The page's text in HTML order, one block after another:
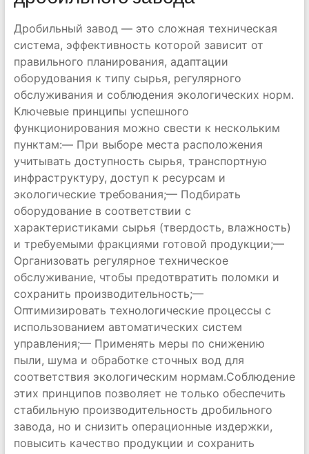
Дробильный завод — это сложная техническая
система, эффективность которой зависит от
правильного планирования, адаптации
оборудования к типу сырья, регулярного
обслуживания и соблюдения экологических норм.
Ключевые принципы успешного
функционирования можно свести к нескольким
пунктам:— При выборе места расположения
учитывать доступность сырья, транспортную
инфраструктуру, доступ к ресурсам и
экологические требования;— Подбирать
оборудование в соответствии с
характеристиками сырья (твердость, влажность)
и требуемыми фракциями готовой продукции;—
Организовать регулярное техническое
обслуживание, чтобы предотвратить поломки и
сохранить производительность;—
Оптимизировать технологические процессы с
использованием автоматических систем
управления;— Применять меры по снижению
пыли, шума и обработке сточных вод для
соответствия экологическим нормам.Соблюдение
этих принципов позволяет не только обеспечить
стабильную производительность дробильного
завода, но и снизить операционные издержки,
повысить качество продукции и сохранить